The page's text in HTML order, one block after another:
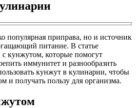
популярная приправа, но и источник
питание. В статье
кунжутом, которые помогут
иммунитет и разнообразить
кунжут в кулинарии, чтобы
и получать пользу для организма.